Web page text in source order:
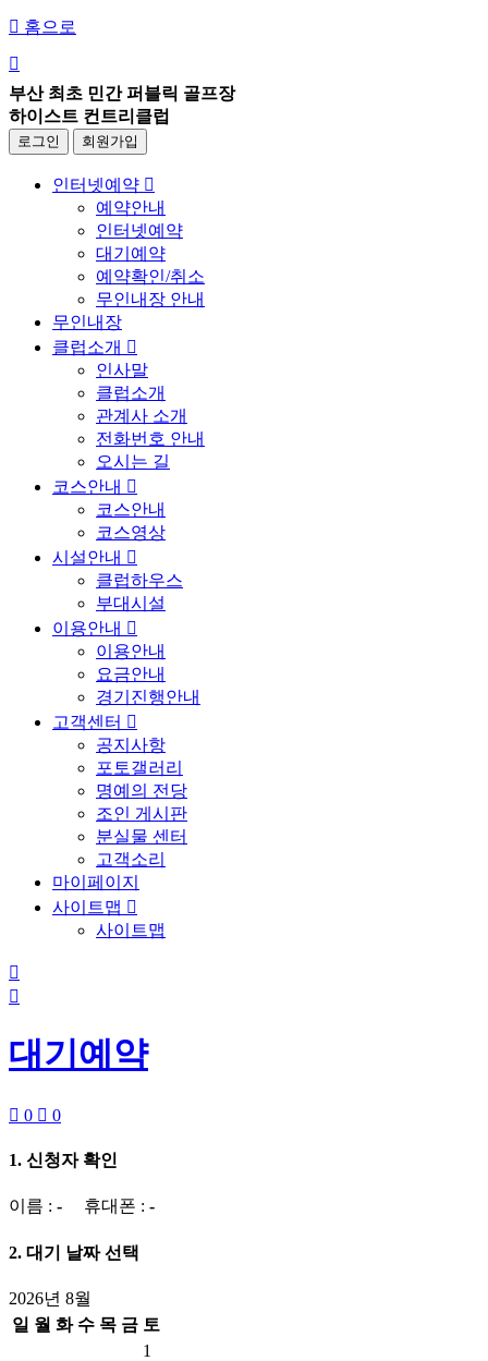
 홈으로

부산 최초 민간 퍼블릭 골프장
하이스트 컨트리클럽
로그인 회원가입
인터넷예약 
예약안내
인터넷예약
대기예약
예약확인/취소
무인내장 안내
무인내장
클럽소개 
인사말
클럽소개
관계사 소개
전화번호 안내
오시는 길
코스안내 
코스안내
코스영상
시설안내 
클럽하우스
부대시설
이용안내 
이용안내
요금안내
경기진행안내
고객센터 
공지사항
포토갤러리
명예의 전당
조인 게시판
분실물 센터
고객소리
마이페이지
사이트맵 
사이트맵


대기예약
 0  0
1. 신청자 확인
이름 : - 휴대폰 : -
2. 대기 날짜 선택
2026년 8월
일 월 화 수 목 금 토
1